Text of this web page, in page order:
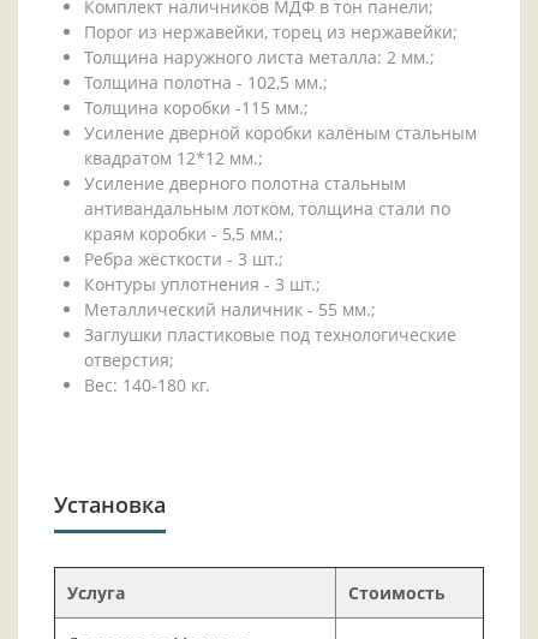
Комплект наличников МДФ в тон панели;
Порог из нержавейки, торец из нержавейки;
Толщина наружного листа металла: 2 мм.;
Толщина полотна - 102,5 мм.;
Толщина коробки -115 мм.;
Усиление дверной коробки калёным стальным
квадратом 12*12 мм.;
Усиление дверного полотна стальным
антивандальным лотком, толщина стали по
краям коробки - 5,5 мм.;
Ребра жёсткости - 3 шт.;
Контуры уплотнения - 3 шт.;
Металлический наличник - 55 мм.;
Заглушки пластиковые под технологические
отверстия;
Вес: 140-180 кг.
Установка
Услуга Стоимость